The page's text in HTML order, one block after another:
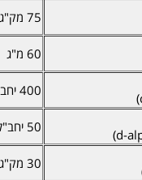
75 מק"ג
60 מ"ג
400 יחב"ל
50 יחב"ל
30 מק"ג